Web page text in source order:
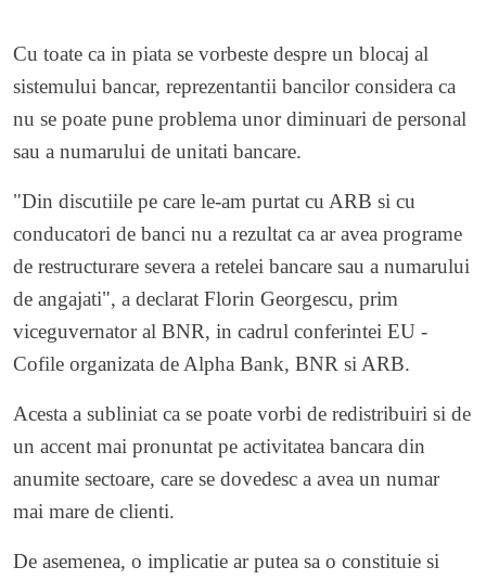
Cu toate ca in piata se vorbeste despre un blocaj al
sistemului bancar, reprezentantii bancilor considera ca
nu se poate pune problema unor diminuari de personal
sau a numarului de unitati bancare.
"Din discutiile pe care le-am purtat cu ARB si cu
conducatori de banci nu a rezultat ca ar avea programe
de restructurare severa a retelei bancare sau a numarului
de angajati", a declarat Florin Georgescu, prim
viceguvernator al BNR, in cadrul conferintei EU -
Cofile organizata de Alpha Bank, BNR si ARB.
Acesta a subliniat ca se poate vorbi de redistribuiri si de
un accent mai pronuntat pe activitatea bancara din
anumite sectoare, care se dovedesc a avea un numar
mai mare de clienti.
De asemenea, o implicatie ar putea sa o constituie si